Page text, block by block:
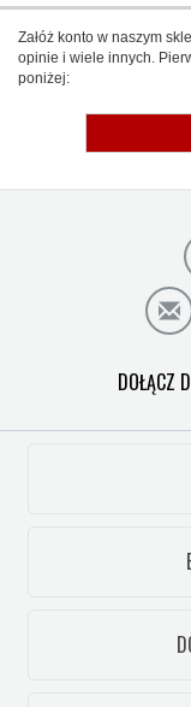
Załóż konto w naszym
opinie i wiele innych.
poniżej:
DOŁĄCZ